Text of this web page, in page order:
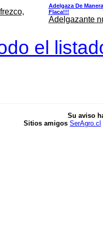
Adelgaza De
Flaca!!!
Adelgazante
el
Su aviso
Sitios amigos SerAgro.cl